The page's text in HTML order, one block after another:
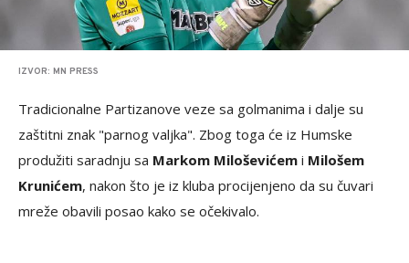
IZVOR: MN PRESS
Tradicionalne Partizanove veze sa golmanima i dalje su
zaštitni znak "parnog valjka". Zbog toga će iz Humske
produžiti saradnju sa Markom Miloševićem i Milošem
Krunićem, nakon što je iz kluba procijenjeno da su čuvari
mreže obavili posao kako se očekivalo.